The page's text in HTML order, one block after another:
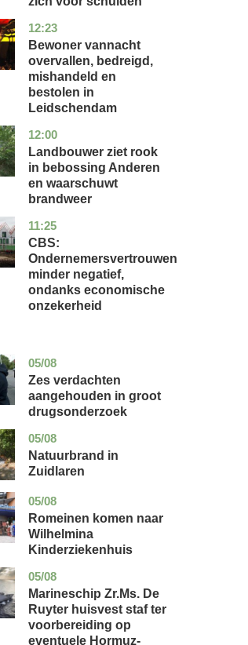
12:23
zuid-
holland
nieuws
Bewoner vannacht
overvallen, bedreigd,
mishandeld en
bestolen in
Leidschendam
12:00
drenthe
nieuws
Landbouwer ziet rook
in bebossing Anderen
en waarschuwt
brandweer
11:25
zuid-
holland
economie
CBS:
Ondernemersvertrouwen
minder negatief,
ondanks economische
onzekerheid
05/08
zuid-
holland
nieuws
Zes verdachten
aangehouden in groot
drugsonderzoek
05/08
drenthe
nieuws
Natuurbrand in
Zuidlaren
05/08
utrecht
nieuws
Romeinen komen naar
Wilhelmina
Kinderziekenhuis
05/08
zuid-
holland
nieuws
Marineschip Zr.Ms. De
Ruyter huisvest staf ter
voorbereiding op
eventuele Hormuz-